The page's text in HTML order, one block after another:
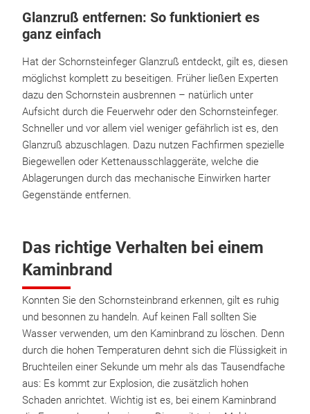
Glanzruß entfernen: So funktioniert es
ganz einfach
Hat der Schornsteinfeger Glanzruß entdeckt, gilt es, diesen
möglichst komplett zu beseitigen. Früher ließen Experten
dazu den Schornstein ausbrennen – natürlich unter
Aufsicht durch die Feuerwehr oder den Schornsteinfeger.
Schneller und vor allem viel weniger gefährlich ist es, den
Glanzruß abzuschlagen. Dazu nutzen Fachfirmen spezielle
Biegewellen oder Kettenausschlaggeräte, welche die
Ablagerungen durch das mechanische Einwirken harter
Gegenstände entfernen.
Das richtige Verhalten bei einem
Kaminbrand
Konnten Sie den Schornsteinbrand erkennen, gilt es ruhig
und besonnen zu handeln. Auf keinen Fall sollten Sie
Wasser verwenden, um den Kaminbrand zu löschen. Denn
durch die hohen Temperaturen dehnt sich die Flüssigkeit in
Bruchteilen einer Sekunde um mehr als das Tausendfache
aus: Es kommt zur Explosion, die zusätzlich hohen
Schaden anrichtet. Wichtig ist es, bei einem Kaminbrand